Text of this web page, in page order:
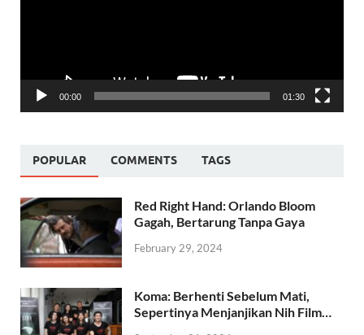
00:00 01:30
POPULAR COMMENTS TAGS
Red Right Hand: Orlando Bloom
Gagah, Bertarung Tanpa Gaya
February 29, 2024
Koma: Berhenti Sebelum Mati,
Sepertinya Menjanjikan Nih Film…